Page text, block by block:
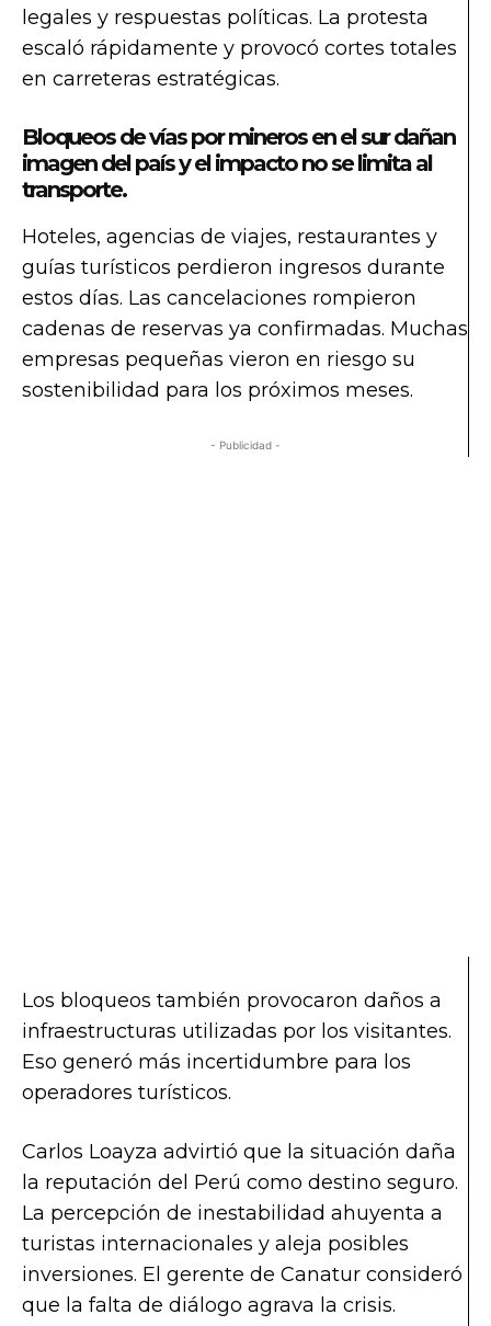
legales y respuestas políticas. La protesta
escaló rápidamente y provocó cortes totales
en carreteras estratégicas.
Bloqueos de vías por mineros en el sur dañan
imagen del país y el impacto no se limita al
transporte.
Hoteles, agencias de viajes, restaurantes y
guías turísticos perdieron ingresos durante
estos días. Las cancelaciones rompieron
cadenas de reservas ya confirmadas. Muchas
empresas pequeñas vieron en riesgo su
sostenibilidad para los próximos meses.
- Publicidad -
Los bloqueos también provocaron daños a
infraestructuras utilizadas por los visitantes.
Eso generó más incertidumbre para los
operadores turísticos.
Carlos Loayza advirtió que la situación daña
la reputación del Perú como destino seguro.
La percepción de inestabilidad ahuyenta a
turistas internacionales y aleja posibles
inversiones. El gerente de Canatur consideró
que la falta de diálogo agrava la crisis.